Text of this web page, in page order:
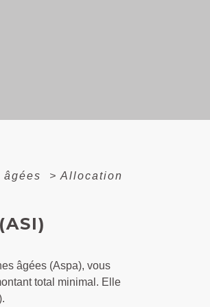
> Allocation
âgées (Aspa), vous
total minimal. Elle